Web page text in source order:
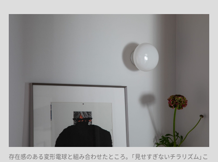
存在感のある変形電球と組み合わせたところ。「見せすぎないチラリズム」こ